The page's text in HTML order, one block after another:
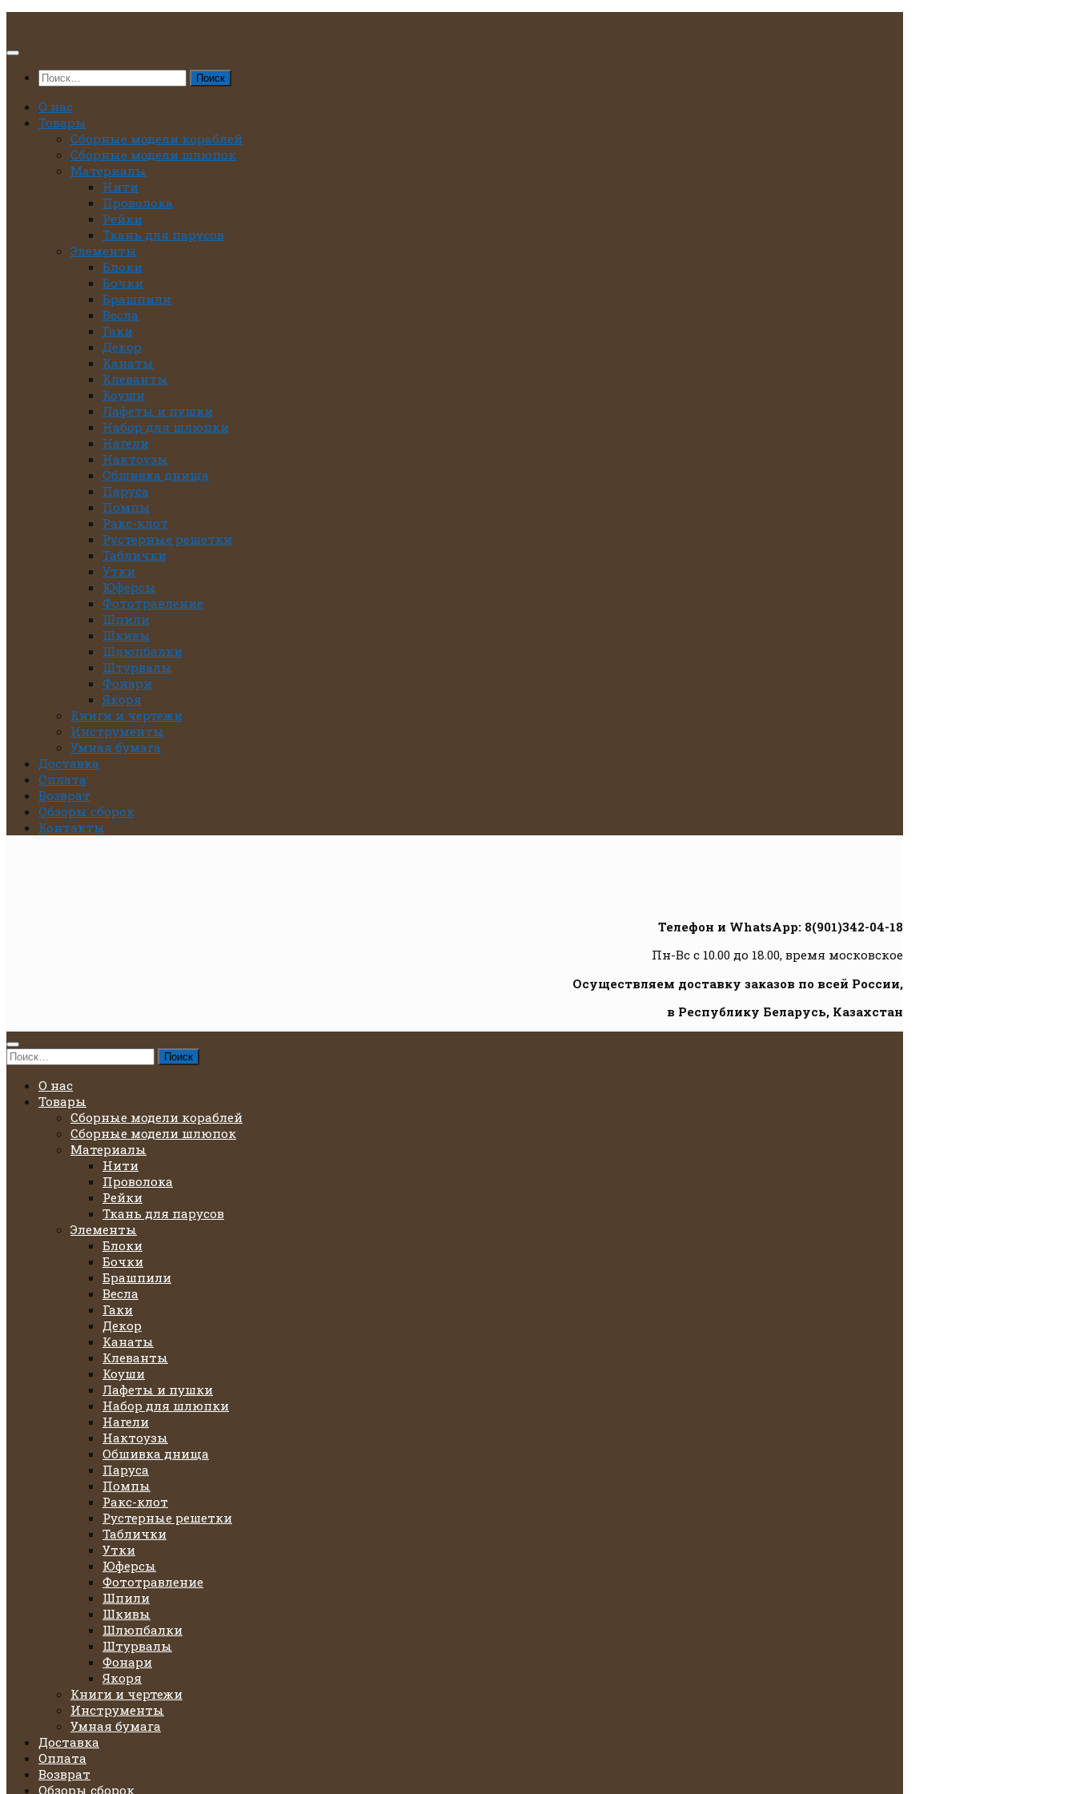
содержимому
Найти:
О нас
Товары
Сборные модели кораблей
Сборные модели шлюпок
Материалы
Нити
Проволока
Рейки
Ткань для парусов
Элементы
Блоки
Бочки
Брашпили
Весла
Гаки
Декор
Канаты
Клеванты
Коуши
Лафеты и пушки
Набор для шлюпки
Нагели
Нактоузы
Обшивка днища
Паруса
Помпы
Ракс-клот
Рустерные решетки
Таблички
Утки
Юферсы
Фототравление
Шпили
Шкивы
Шлюпбалки
Штурвалы
Фонари
Якоря
Книги и чертежи
Инструменты
Умная бумага
Доставка
Оплата
Возврат
Обзоры сборок
Контакты
Телефон и WhatsApp: 8(901)342-04-18
Пн-Вс с 10.00 до 18.00, время московское
Осуществляем доставку заказов по всей России,
в Республику Беларусь, Казахстан
Найти:
О нас
Товары
Сборные модели кораблей
Сборные модели шлюпок
Материалы
Нити
Проволока
Рейки
Ткань для парусов
Элементы
Блоки
Бочки
Брашпили
Весла
Гаки
Декор
Канаты
Клеванты
Коуши
Лафеты и пушки
Набор для шлюпки
Нагели
Нактоузы
Обшивка днища
Паруса
Помпы
Ракс-клот
Рустерные решетки
Таблички
Утки
Юферсы
Фототравление
Шпили
Шкивы
Шлюпбалки
Штурвалы
Фонари
Якоря
Книги и чертежи
Инструменты
Умная бумага
Доставка
Оплата
Возврат
Обзоры сборок